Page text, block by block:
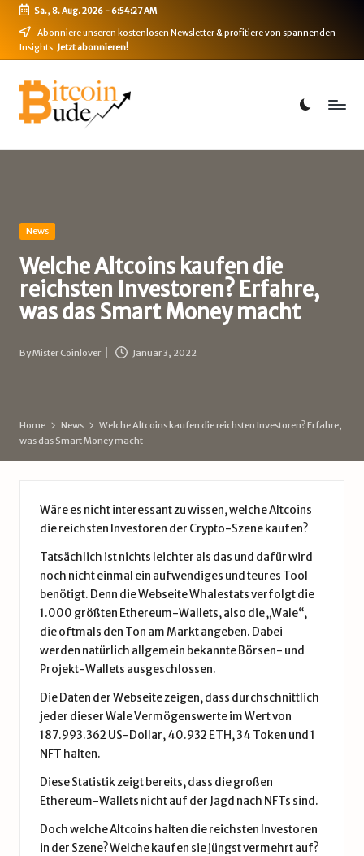
Skip
Sa., 8. Aug. 2026-6:54:28 AM
Abonniere unseren kostenlosen Newsletter & profitiere von spannenden
Insights. Jetzt abonnieren!
B
i
t
i
n
-
B
u
Bitcoin,
Ethereum,
DeFi
Posted
News
Welche Altcoins kaufen die
reichsten Investoren? Erfahre,
was das Smart Money macht
Posted
ByMister Coinlover Januar 3, 2022
Home News
Welche Altcoins kaufen die reichsten Investoren? Erfahre,
was das Smart Money macht
Wäre es nicht interessant zu wissen, welcheAltcoins
die reichsten Investoren der Crypto-Szene kaufen?
Tatsächlich ist nichts leichter als das und dafür wird
noch nicht einmal ein aufwendiges und teures Tool
benötigt. Denn die WebseiteWhalestatsverfolgt die
1.000 größten Ethereum-Wallets, also die „Wale“,
die oftmals den Ton am Markt angeben. Dabei
werden natürlich allgemein bekannte Börsen- und
Projekt-Wallets ausgeschlossen.
Die Daten der Webseite zeigen, dass durchschnittlich
jeder dieser Wale Vermögenswerte im Wert von
187.993.362 US-Dollar, 40.932 ETH, 34 Token und 1
NFT halten.
Diese Statistik zeigt bereits, dass die großen
Ethereum-Wallets nicht auf der Jagd nach NFTs sind.
Doch welche Altcoins halten die reichsten Investoren
in der Szene? Welche kaufen sie jüngst vermehrt auf?